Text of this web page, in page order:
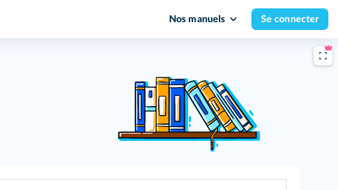
Nos manuels Se connecter